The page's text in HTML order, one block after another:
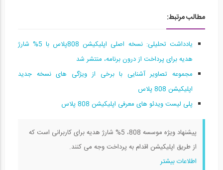
مطالب مرتبط:
یادداشت تحلیلی: نسخه اصلی اپلیکیشن 808پلاس با 5% شارژ
هدیه برای پرداخت از درون برنامه، منتشر شد
مجموعه تصاویر آشنایی با برخی از ویژگی های نسخه جدید
اپلیکیشن 808 پلاس
پلی لیست ویدئو های معرفی اپلیکیشن 808 پلاس
پیشنهاد ویژه موسسه 808، 5% شارژ هدیه
برای کاربرانی است که
از طریق اپلیکیشن اقدام به پرداخت وجه می کنند.
اطلاعات بیشتر